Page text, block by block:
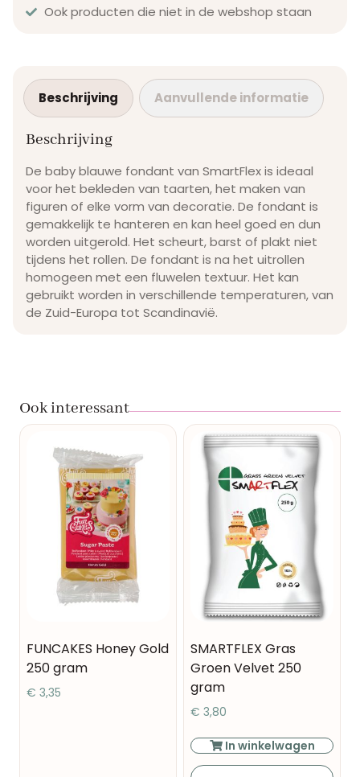
Ook producten die niet in de webshop staan​
Beschrijving Aanvullende informatie
Beschrijving
De baby blauwe fondant van SmartFlex is ideaal
voor het bekleden van taarten, het maken van
figuren of elke vorm van decoratie. De fondant is
gemakkelijk te hanteren en kan heel goed en dun
worden uitgerold. Het scheurt, barst of plakt niet
tijdens het rollen. De fondant is na het uitrollen
homogeen met een fluwelen textuur. Het kan
gebruikt worden in verschillende temperaturen, van
de Zuid-Europa tot Scandinavië.
Ook interessant
FUNCAKES Honey Gold
250 gram
€ 3,35
SMARTFLEX Gras
Groen Velvet 250
gram
€ 3,80
In winkelwagen